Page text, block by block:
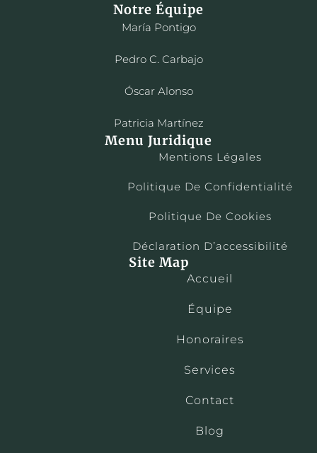
Notre Équipe
María Pontigo
Pedro C. Carbajo
Óscar Alonso
Patricia Martínez
Menu Juridique
Mentions Légales
Politique De Confidentialité
Politique De Cookies
Déclaration D’accessibilité
Site Map
Accueil
Équipe
Honoraires
Services
Contact
Blog